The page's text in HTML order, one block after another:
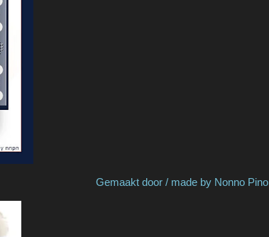
door / made by Nonno Pino